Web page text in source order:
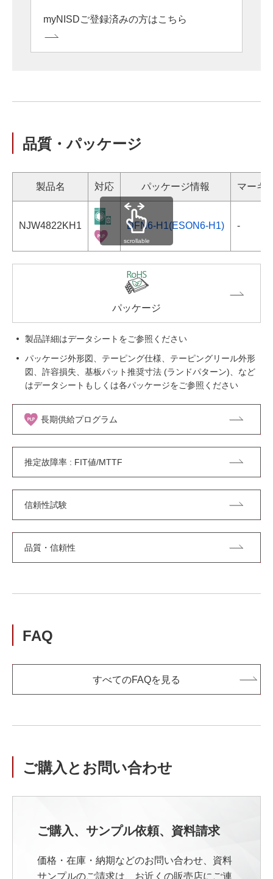
myNISDご登録済みの方はこちら
品質・パッケージ
製品名 対応 パッケージ情報 マーキ
NJW4822KH1 DFN6-H1(ESON6-H1) -
scrollable
パッケージ
製品詳細はデータシートをご参照ください
パッケージ外形図、テーピング仕様、テーピングリール外形
図、許容損失、基板パット推奨寸法 (ランドパターン)、など
はデータシートもしくは各パッケージをご参照ください
長期供給プログラム
推定故障率 : FIT値/MTTF
信頼性試験
品質・信頼性
FAQ
すべてのFAQを見る
ご購入とお問い合わせ
ご購入、サンプル依頼、資料請求
価格・在庫・納期などのお問い合わせ、資料
サンプルのご請求は、お近くの販売店にご連